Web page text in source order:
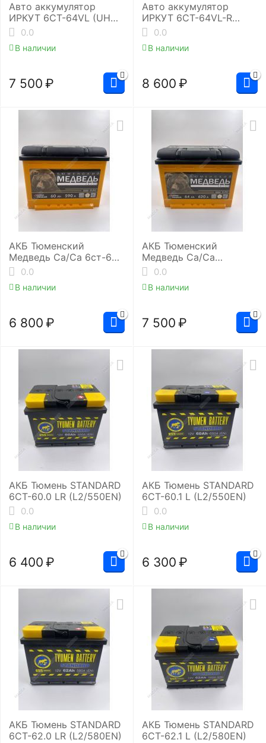
Авто аккумулятор
ИРКУТ 6CT-64VL (UHD-
L2RU)
0.0
В наличии
7 500 ₽
Авто аккумулятор
ИРКУТ 6CT-64VL-R
(UHD-L2EU)
0.0
В наличии
8 600 ₽
АКБ Тюменский
Медведь Ca/Ca 6ст-60.1
(L2/590EN)
0.0
В наличии
6 800 ₽
АКБ Тюменский
Медведь Ca/Ca
6ст-64.0 (L2/620EN)
0.0
В наличии
7 500 ₽
АКБ Тюмень STANDARD
6СТ-60.0 LR (L2/550EN)
0.0
В наличии
6 400 ₽
АКБ Тюмень STANDARD
6СТ-60.1 L (L2/550EN)
0.0
В наличии
6 300 ₽
АКБ Тюмень STANDARD
6СТ-62.0 LR (L2/580EN)
АКБ Тюмень STANDARD
6СТ-62.1 L (L2/580EN)